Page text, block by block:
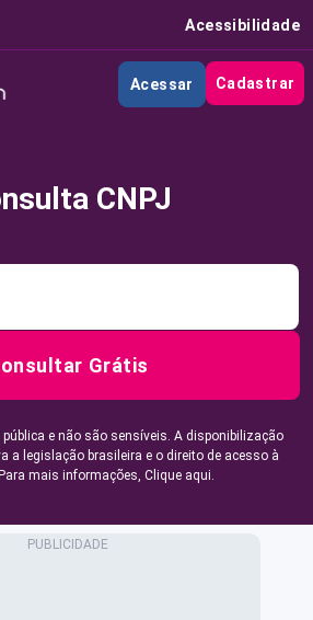
Acessibilidade
Acessar Cadastrar
CNPJ
Grátis
e não são sensíveis. A disponibilização
a legislação brasileira e o direito de acesso à
mais informações, Clique aqui.